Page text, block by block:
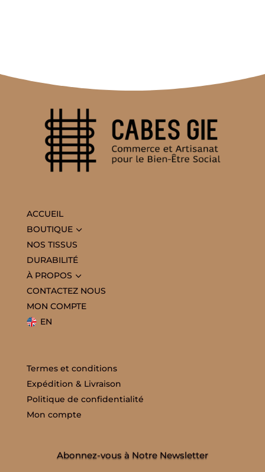
ACCUEIL
BOUTIQUE3
NOS TISSUS
DURABILITÉ
À PROPOS 3
CONTACTEZ NOUS
MON COMPTE
EN
Termes et conditions
Expédition & Livraison
Politique de confidentialité
Mon compte
Abonnez-vous à Notre Newsletter